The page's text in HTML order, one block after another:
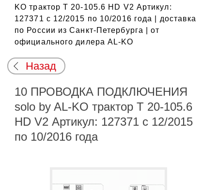
KO трактор T 20-105.6 HD V2 Артикул:
127371 с 12/2015 по 10/2016 года | доставка
по России из Санкт-Петербурга | от
официального дилера AL-KO
Назад
10 ПРОВОДКА ПОДКЛЮЧЕНИЯ
solo by AL-KO трактор T 20-105.6
HD V2 Артикул: 127371 с 12/2015
по 10/2016 года